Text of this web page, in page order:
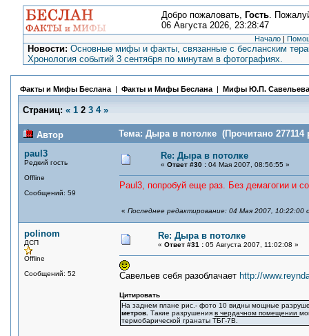
Добро пожаловать, Гость.
06 Августа 2026, 23:28:47
Начало |
Новости: Основные мифы и факты, связанные с бесланским
Хронология событий 3 сентября по минутам в фотографиях.
Факты и Мифы Беслана | Факты и Мифы Беслана | Мифы Ю.П. Савельева
Страниц: « 1 2 3 4 »
Автор
Тема: Дыра в потолке (Прочитано 277114
paul3
Редкий гость
Offline
Сообщений: 59
Re: Дыра в потолке
« Ответ #30 : 04 Мая 2007, 08:56:55 »
Paul3, попробуй еще раз. Без демагогии и
« Последнее редактирование: 04 Мая 2007, 10:22:00
polinom
ДСП
Offline
Сообщений: 52
Re: Дыра в потолке
« Ответ #31 : 05 Августа 2007, 11:02:08 »
Савельев себя разоблачает http://
Цитировать
На заднем плане рис.- фото 10 видны мощные
метров. Такие разрушения в чердачном помещении
термобарической гранаты ТБГ-7В.